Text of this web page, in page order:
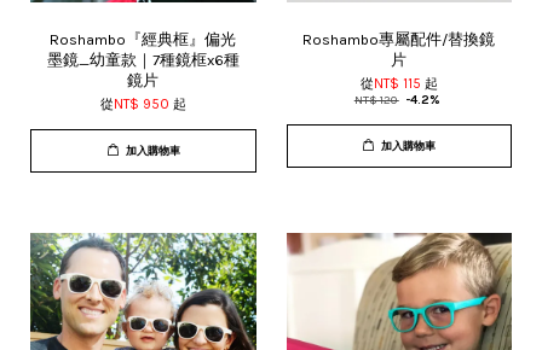
Roshambo『經典框』偏光
墨鏡_幼童款｜7種鏡框x6種
鏡片
從 NT$ 950 起
加入購物車
Roshambo專屬配件/替換鏡
片
從 NT$ 115 起
NT$ 120 -4.2%
加入購物車